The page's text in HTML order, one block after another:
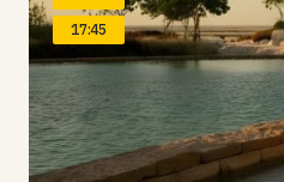
17:45